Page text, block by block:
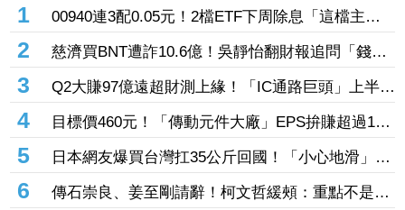
1
00940連3配0.05元！2檔ETF下周除息「這檔主動
式ETF」年化配息率逼11%超香 最後上車日曝
2
慈濟買BNT遭詐10.6億！吳靜怡翻財報追問「錢從
哪支出」：核銷不會出問題嗎
3
Q2大賺97億遠超財測上緣！「IC通路巨頭」上半年
EPS站上13元 工業與AI應用需求持續復甦加持
4
目標價460元！「傳動元件大廠」EPS拚賺超過1股
本 半導體設備需求爆發、漲價有戲
5
日本網友爆買台灣扛35公斤回國！「小心地滑」告
示牌也帶走 3萬人笑翻
6
傳石崇良、姜至剛請辭！柯文哲緩頰：重點不是誰